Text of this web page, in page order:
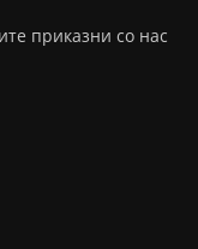
приказни со нас